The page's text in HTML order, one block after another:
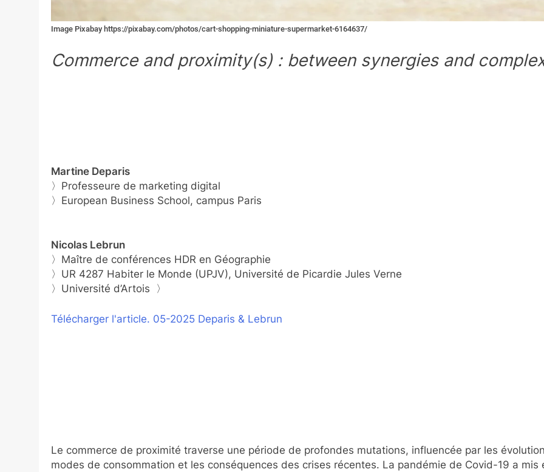
Image Pixabay https://pixabay.com/photos/cart-shopping-miniature-supermarket-6164637/
Commerce and proximity(s) : between synergies and
Martine Deparis
〉Professeure de marketing digital
〉European Business School, campus Paris
Nicolas Lebrun
〉Maître de conférences HDR en Géographie
〉UR 4287 Habiter le Monde (UPJV), Université de Picardie Jules Verne
〉Université d’Artois 〉
Télécharger l'article. 05-2025 Deparis & Lebrun
Le commerce de proximité traverse une période de profondes mutations, influencée par les
modes de consommation et les conséquences des crises récentes. La pandémie de Covid-19 a